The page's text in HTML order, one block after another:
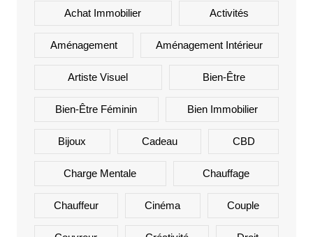
Achat Immobilier Activités
Aménagement Aménagement Intérieur
Artiste Visuel Bien-Être
Bien-Être Féminin Bien Immobilier
Bijoux Cadeau CBD
Charge Mentale Chauffage
Chauffeur Cinéma Couple